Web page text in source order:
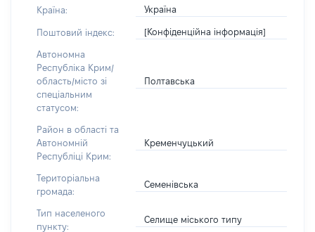
Країна: Україна
Поштовий індекс: [Конфіденційна інформація]
Автономна
Республіка Крим/
область/місто зі
спеціальним
статусом:
Полтавська
Район в області та
Автономній
Республіці Крим:
Кременчуцький
Територіальна
громада:
Семенівська
Тип населеного
пункту:
Селище міського типу